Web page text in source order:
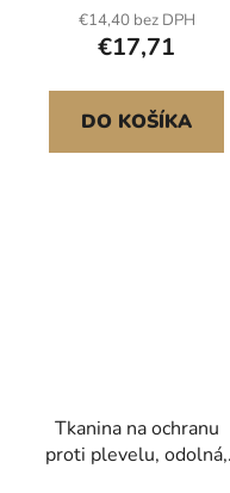
nástroj pro vysoce
odolné sázecí stroje na
cibuloviny, příslušenství
pro vrtání otvorů pro
zahradní vrtačku, vrtání
€14,40 bez DPH
€17,71
DO KOŠÍKA
Tkanina na ochranu
proti plevelu, odolná,